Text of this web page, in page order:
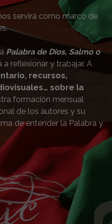
servirá como marco de
Palabra de Dios, Salmo o
reflexionar y trabajar. A
recursos,
sobre la
formación mensual
de los autores y su
de entender la Palabra y